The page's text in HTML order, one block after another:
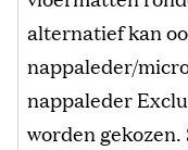
alternatief kan
nappaleder/
nappaleder
worden